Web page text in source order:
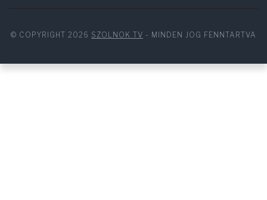
© COPYRIGHT 2026 SZOLNOK TV - MINDEN JOG FENNTARTVA